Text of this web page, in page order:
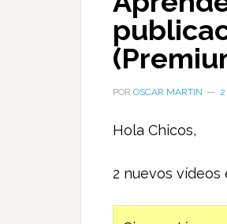
POR OSCAR MARTIN
Hola Chicos,
2 nuevos vídeos